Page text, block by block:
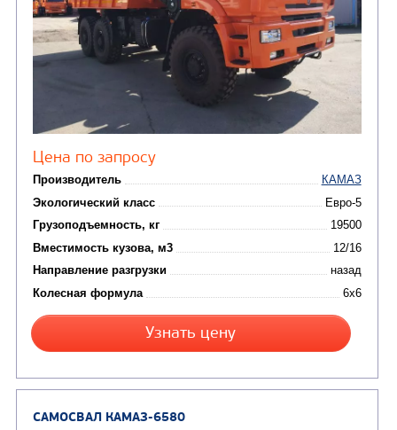
от 5 100 000 ₽
Производитель
Экологический класс
Грузоподъемность, кг
Вместимость кузова, м3
Направление разгрузки